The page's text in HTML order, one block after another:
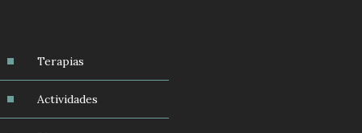
Terapias
Actividades